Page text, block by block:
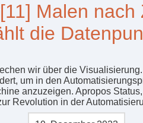
Malen nach
die
wir über die
um in den
anzuzeigen. Apropos
Revolution in der